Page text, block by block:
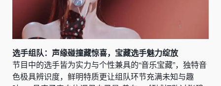
选手组队：声缘碰撞藏惊喜，宝藏选手魅力绽放
节目中的选手皆为实力与个性兼具的“音乐宝藏”，独特音
色极具辨识度，鲜明特质更让组队环节充满未知与趣